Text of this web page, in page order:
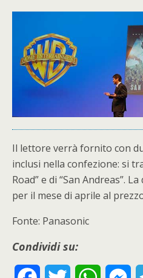
Il lettore verrà fornito con
inclusi nella confezione: si
Road” e di “San Andreas”.
per il mese di aprile al
Fonte: Panasonic
Condividi su: